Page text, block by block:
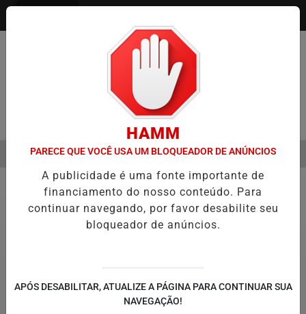
Pesquisar Notícia
É A VIRADA DO VAREJO ÓPTICO EM 2026 WELTON
EM ALTA
MENU
Justiça
HAMM
PARECE QUE VOCÊ USA UM BLOQUEADOR DE ANÚNCIOS
A publicidade é uma fonte importante de
financiamento do nosso conteúdo. Para
continuar navegando, por favor desabilite seu
bloqueador de anúncios.
APÓS DESABILITAR, ATUALIZE A PÁGINA PARA CONTINUAR SUA
NAVEGAÇÃO!